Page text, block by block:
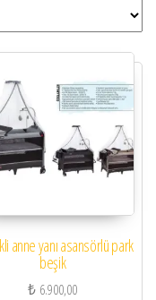
anne yanı asansörlü park
beşik
₺ 6.900,00